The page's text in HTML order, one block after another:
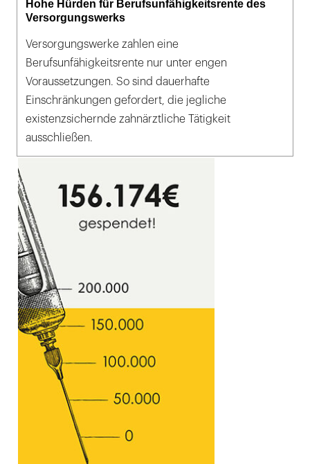
Hohe Hürden für Berufsunfähigkeitsrente des
Versorgungswerks
Versorgungswerke zahlen eine
Berufsunfähigkeitsrente nur unter engen
Voraussetzungen. So sind dauerhafte
Einschränkungen gefordert, die jegliche
existenzsichernde zahnärztliche Tätigkeit
ausschließen.